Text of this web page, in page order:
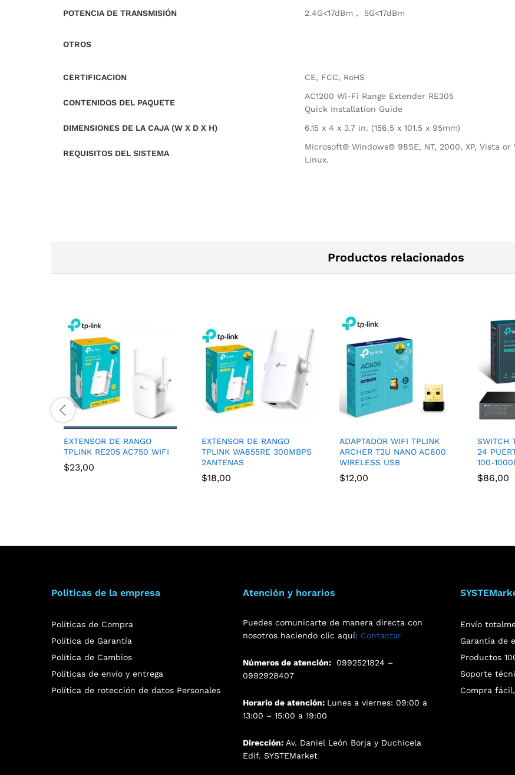
POTENCIA DE TRANSMISIÓN
2.4G<17dBm， 5G<17dBm
OTROS
CERTIFICACION CE, FCC, RoHS
CONTENIDOS DEL PAQUETE
AC1200 Wi-Fi Range Extender RE305
Quick Installation Guide
DIMENSIONES DE LA CAJA (W X D X H)
6.15 x 4 x 3.7 in. (156.5 x 101.5 x 95mm)
REQUISITOS DEL SISTEMA
Microsoft® Windows® 98SE, NT, 2000, XP, Vista
Linux.
Productos relacionados
EXTENSOR DE RANGO
TPLINK RE205 AC750 WIFI
$23,00
EXTENSOR DE RANGO
TPLINK WA855RE 300MBPS
2ANTENAS
$18,00
ADAPTADOR WIFI TPLINK
ARCHER T2U NANO AC600
WIRELESS USB
$12,00
SWITCH
24
100-
$86,00
Políticas de la empresa
Políticas de Compra
Política de Garantía
Política de Cambios
Políticas de envío y entrega
Política de rotección de datos Personales
Atención y horarios
Puedes comunicarte de manera directa con
nosotros haciendo clic aquí: Contactar
Números de atención:
0992521824 –
0992928407
Horario de atención: Lunes a viernes: 09:00 a
13:00 – 15:00 a 19:00
Dirección: Av. Daniel León Borja y Duchicela
Edif. SYSTEMarket
Envío
Garantía de
Productos
Soporte
Compra